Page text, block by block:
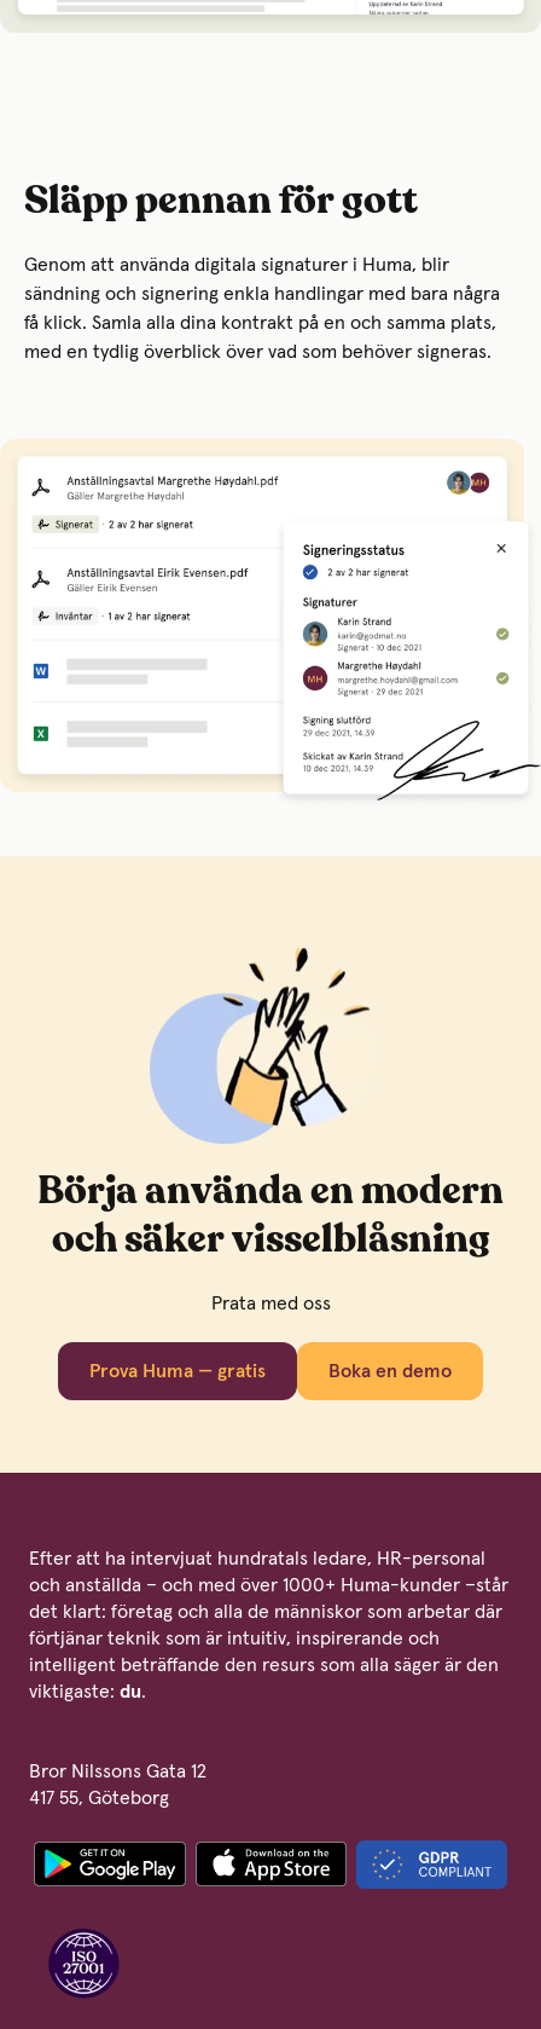
Släpp pennan för gott
Genom att använda digitala signaturer i Huma, blir
sändning och signering enkla handlingar med bara några
få klick. Samla alla dina kontrakt på en och samma plats,
med en tydlig överblick över vad som behöver signeras.
Börja använda en modern
och säker visselblåsning
Prata med oss
Prova Huma — gratis Boka en demo
Efter att ha intervjuat hundratals ledare, HR-personal
och anställda – och med över 1000+ Huma-kunder –står
det klart: företag och alla de människor som arbetar där
förtjänar teknik som är intuitiv, inspirerande och
intelligent beträffande den resurs som alla säger är den
viktigaste: du.
Bror Nilssons Gata 12
417 55, Göteborg